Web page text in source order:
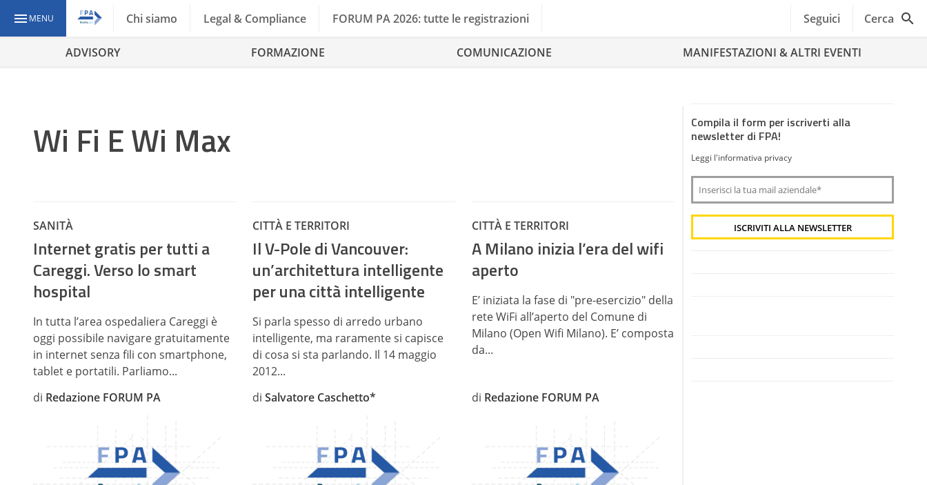
MENU Chi siamo Legal & Compliance FORUM PA 2026: tutte le registrazioni Seguici Cerca
ADVISORY FORMAZIONE COMUNICAZIONE MANIFESTAZIONI & ALTRI EVENTI
Wi Fi E Wi Max
SANITÀ
Internet gratis per tutti a
Careggi. Verso lo smart
hospital
In tutta l’area ospedaliera Careggi è
oggi possibile navigare gratuitamente
in internet senza fili con smartphone,
tablet e portatili. Parliamo...
di Redazione FORUM PA
CITTÀ E TERRITORI
Il V-Pole di Vancouver:
un’architettura intelligente
per una città intelligente
Si parla spesso di arredo urbano
intelligente, ma raramente si capisce
di cosa si sta parlando. Il 14 maggio
2012...
di Salvatore Caschetto*
CITTÀ E TERRITORI
A Milano inizia l’era del wifi
aperto
E’ iniziata la fase di "pre-esercizio" della
rete WiFi all’aperto del Comune di
Milano (Open Wifi Milano). E’ composta
da...
di Redazione FORUM PA
Compila il form per iscriverti alla
newsletter di FPA!
Leggi l'informativa privacy